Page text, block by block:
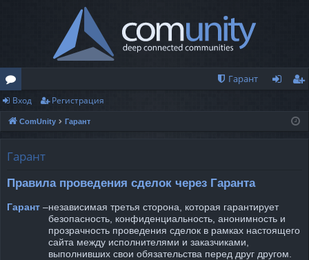
о
ру
Гарант
ис
Вход Регистрация
ComUnity Гарант
Гарант
Правила проведения сделок через Гаранта
Гарант –независимая третья сторона, которая гарантирует
безопасность, конфиденциальность, анонимность и
прозрачность проведения сделок в рамках настоящего
сайта между исполнителями и заказчиками,
выполнивших свои обязательства перед друг другом.